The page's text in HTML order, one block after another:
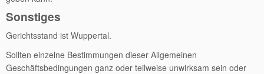
Sonstiges
Gerichtsstand ist Wuppertal.
Sollten einzelne Bestimmungen dieser Allgemeinen
Geschäftsbedingungen ganz oder teilweise unwirksam sein oder